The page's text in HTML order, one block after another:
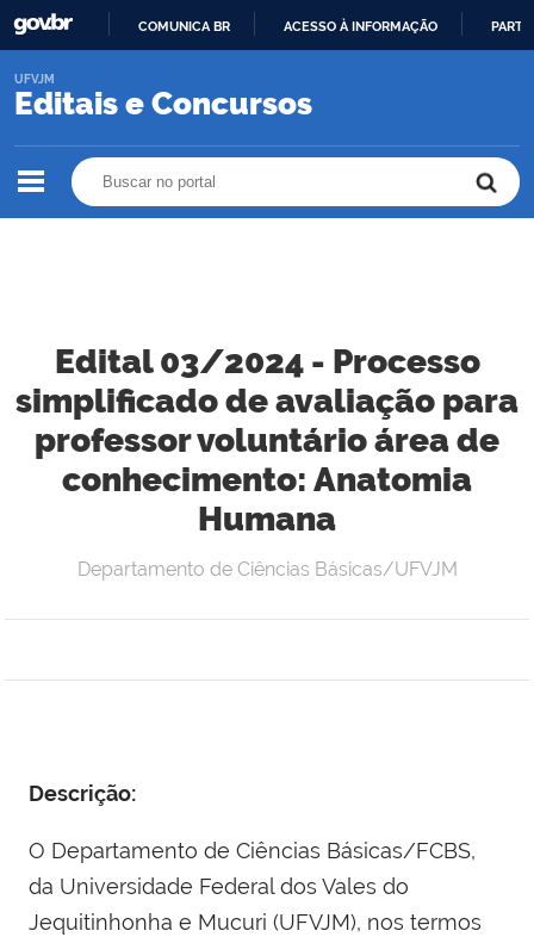
O
COMUNICA BR ACESSO À INFORMAÇÃO
Editais e Concursos
UFVJM
Edital 03/2024 - Processo
simplificado de avaliação para
professor voluntário área de
conhecimento: Anatomia
Humana
Departamento de Ciências Básicas/UFVJM
Descrição:
O Departamento de Ciências Básicas/FCBS,
da Universidade Federal dos Vales do
Jequitinhonha e Mucuri (UFVJM), nos termos